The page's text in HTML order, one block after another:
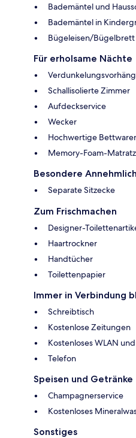
Bademäntel und
Bademäntel in
Bügeleisen/Bügelbrett
Für erholsame Nächte
Schallisolierte Zimmer
Aufdeckservice
Wecker
Hochwertige
Memory-Foam-
Besondere
Separate Sitzecke
Zum Frischmachen
Designer-
Haartrockner
Handtücher
Toilettenpapier
Immer in Verbindung
Schreibtisch
Kostenlose Zeitungen
Kostenloses WLAN
Telefon
Speisen und Getränke
Champagnerservice
Kostenloses
Sonstiges